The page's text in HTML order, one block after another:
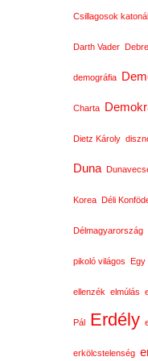
Csillagosok
Darth Vader
demográfia
Charta
Dietz Károly
Duna
Korea Déli
Délmagyarország
pikoló világos Egy
ellenzék elmúlás
Pál Erdély
erkölcstelenség